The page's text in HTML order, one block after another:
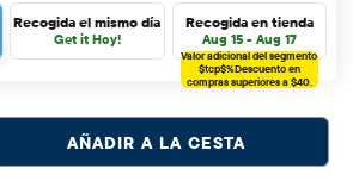
Recogida el mismo día
Get it Hoy!
Recogida en tienda
Aug 15 - Aug 17
Valor adicional del segmento
$tcp$%Descuento en
compras superiores a $40.
AÑADIR A LA CESTA